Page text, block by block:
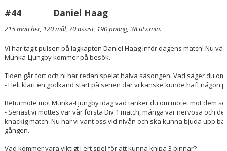
#44 Daniel Haag
215 matcher, 120 mål, 70 assist, 190 poäng, 38 utv.min.
Vi har tagit pulsen på lagkapten Daniel Haag inför dagens match! Nu
Munka-Ljungby kommer på besök.
Tiden går fort och ni har redan spelat halva säsongen. Vad säger du
- Helt klart en godkänd start på serien där vi kanske kunde haft någon
Returmöte mot Munka-Ljungby idag vad tänker du om mötet mot dem
- Senast vi möttes var vår första Div 1 match, många var nervösa och
knackig match. Nu har vi vant oss vid nivån och ska kunna bjuda upp
gången.
Vad kommer vara viktigt i ert spel för att kunna knipa 3 pinnar?